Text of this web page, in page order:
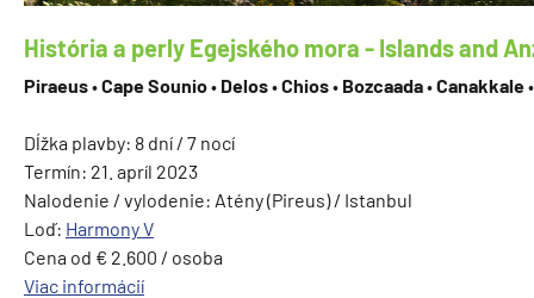
História a perly Egejského mora - Islands and
Piraeus•Cape Sounio• Delos•Chios• Bozcaada•Canakkale
Dĺžka plavby: 8 dní / 7 nocí
Termín: 21. apríl 2023
Nalodenie / vylodenie: Atény (Pireus) / Istanbul
Loď: Harmony V
Cena od € 2.600 / osoba
Viac informácií